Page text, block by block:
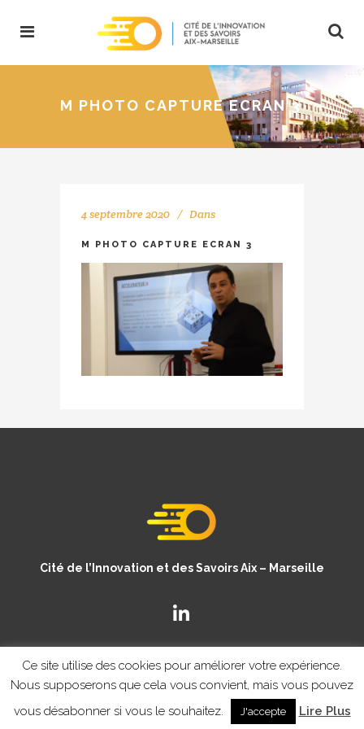
M PHOTO CAPTURE ECRAN 3
4 septembre 2020 Dans
M PHOTO CAPTURE ECRAN 3
Cité de l’Innovation et des Savoirs Aix – Marseille
© Copyright CISAM 2020- MENTIONS LEGALES
Ce site utilise des cookies pour améliorer votre expérience.
Nous supposerons que cela vous convient, mais vous pouvez
vous désabonner si vous le souhaitez.
J'accepte Lire Plus